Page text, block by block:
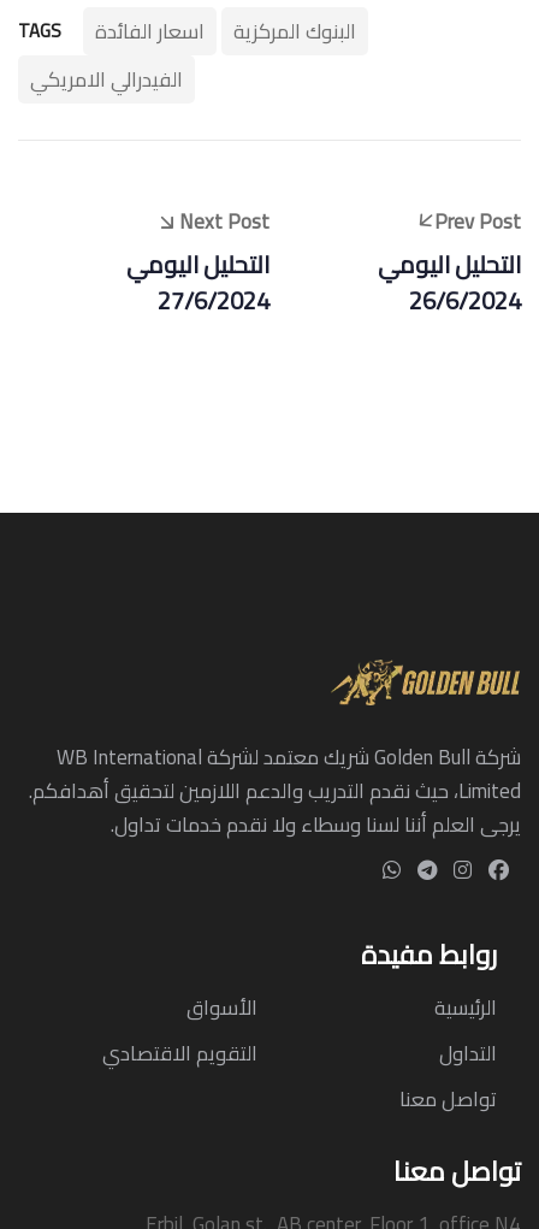
TAGS اسعار الفائدة
البنوك المركزية
الفيدرالي الامريكي
Prev Post
التحليل اليومي
26/6/2024
Next Post
التحليل اليومي
27/6/2024
شركة Golden Bull شريك معتمد لشركة WB International
Limited، حيث نقدم التدريب والدعم اللازمين لتحقيق أهدافكم.
يرجى العلم أننا لسنا وسطاء ولا نقدم خدمات تداول.
روابط مفيدة
الرئيسية
الأسواق
التداول
التقويم الاقتصادي
تواصل معنا
تواصل معنا